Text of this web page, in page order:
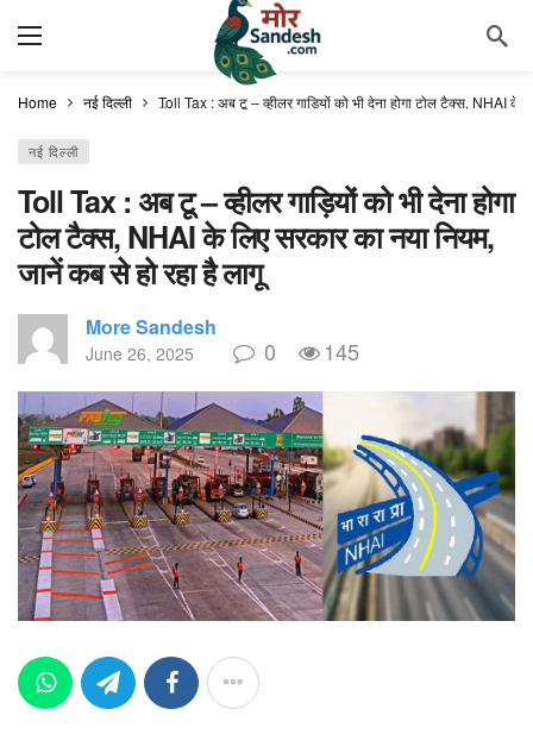
Home नई दिल्ली Toll Tax : अब टू – व्हीलर गाड़ियों को भी देना होगा टोल टैक्स, NHAI के
नई दिल्ली
Toll Tax : अब टू – व्हीलर गाड़ियों को भी देना होगा
टोल टैक्स, NHAI के लिए सरकार का नया नियम,
जानें कब से हो रहा है लागू
More Sandesh
June 26, 2025 0 145